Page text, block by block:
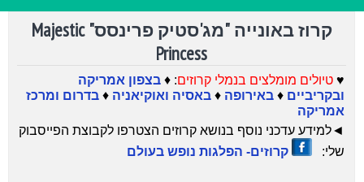
קרוז באונייה "מג'סטיק פרינסס" Majestic
Princess
♥ טיולים מומלצים בנמלי קרוזים: ♦ בצפון אמריקה
ובקריביים ♦ באירופה ♦ באסיה ואוקיאניה ♦ בדרום ומרכז
אמריקה
◄למידע עדכני נוסף בנושא קרוזים הצטרפו לקבוצת הפייסבוק
שלי:
קרוזים- הפלגות נופש בעולם